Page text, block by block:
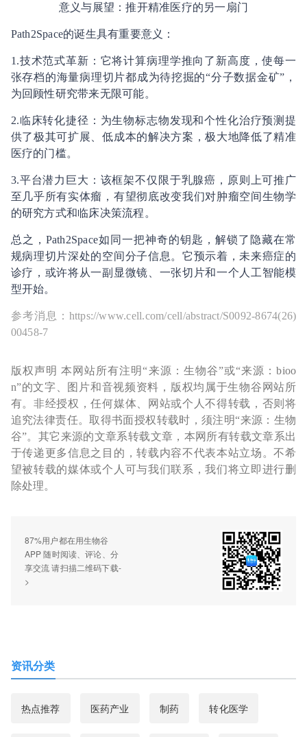
意义与展望：推开精准医疗的另一扇门
Path2Space的诞生具有重要意义：
1.技术范式革新：它将计算病理学推向了新高度，使每一
张存档的海量病理切片都成为待挖掘的“分子数据金矿”，
为回顾性研究带来无限可能。
2.临床转化捷径：为生物标志物发现和个性化治疗预测提
供了极其可扩展、低成本的解决方案，极大地降低了精准
医疗的门槛。
3.平台潜力巨大：该框架不仅限于乳腺癌，原则上可推广
至几乎所有实体瘤，有望彻底改变我们对肿瘤空间生物学
的研究方式和临床决策流程。
总之，Path2Space如同一把神奇的钥匙，解锁了隐藏在常
规病理切片深处的空间分子信息。它预示着，未来癌症的
诊疗，或许将从一副显微镜、一张切片和一个人工智能模
型开始。
参考消息：https://www.cell.com/cell/abstract/S0092-8674(26)
00458-7
版权声明 本网站所有注明“来源：生物谷”或“来源：bioo
n”的文字、图片和音视频资料，版权均属于生物谷网站所
有。非经授权，任何媒体、网站或个人不得转载，否则将
追究法律责任。取得书面授权转载时，须注明“来源：生物
谷”。其它来源的文章系转载文章，本网所有转载文章系出
于传递更多信息之目的，转载内容不代表本站立场。不希
望被转载的媒体或个人可与我们联系，我们将立即进行删
除处理。
87%用户都在用生物谷
APP 随时阅读、评论、分
享交流 请扫描二维码下载-
>
资讯分类
热点推荐 医药产业 制药 转化医学